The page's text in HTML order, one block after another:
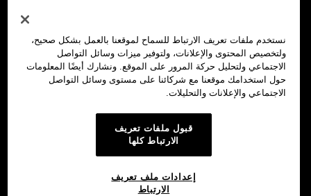
نستخدم ملفات تعريف الارتباط للسماح لموقعنا بالعمل بشكل صحيح،
ولتخصيص المحتوى والإعلانات، ولتوفير ميزات وسائل التواصل
الاجتماعي ولتحليل حركة المرور على الموقع. ونشارك أيضًا المعلومات
حول استخدامك موقعنا مع شركائنا على مستوى وسائل التواصل
الاجتماعي والإعلانات والتحليلات.
قبول ملفات تعريف
الارتباط كلها
إعدادات ملف تعريف
الارتباط